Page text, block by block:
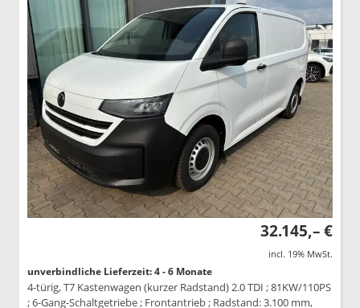
32.145,– €
incl. 19% MwSt.
unverbindliche Lieferzeit: 4 - 6 Monate
4-türig, T7 Kastenwagen (kurzer Radstand) 2.0 TDI ; 81KW/110PS
; 6-Gang-Schaltgetriebe ; Frontantrieb ; Radstand: 3.100 mm,